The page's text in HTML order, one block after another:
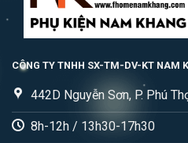
CÔNG TY TNHH SX-TM-DV-KT NAM
442D Nguyễn Sơn, P. Phú
8h-12h / 13h30-17h30